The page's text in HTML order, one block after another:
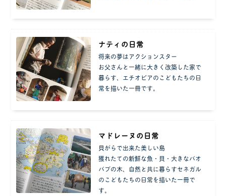
ナティの日常
将来の夢はアクションスター
お父さんと一緒に大きく改築した家で
暮らす、エチオピアのこどもたちの日
常を描いた一冊です。
マドレーヌの日常
貝がらで出来た美しい島
獲れたての新鮮な魚・貝・大きなバオ
バブの木、自然と共に暮らすセネガル
のこどもたちの日常を描いた一冊で
す。